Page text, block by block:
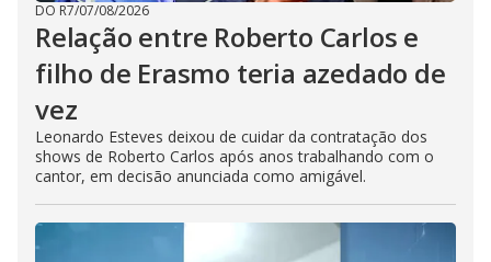
DO R7/07/08/2026
Relação entre Roberto Carlos e
filho de Erasmo teria azedado de
vez
Leonardo Esteves deixou de cuidar da contratação dos
shows de Roberto Carlos após anos trabalhando com o
cantor, em decisão anunciada como amigável.